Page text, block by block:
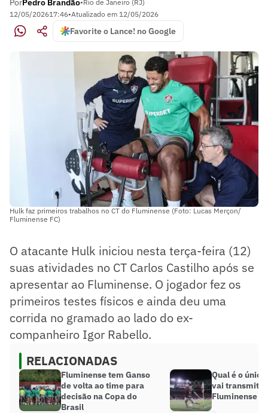
PorPedro Brandão•Rio de Janeiro (RJ)
12/05/202617:46•Atualizado em 12/05/2026
Favorite o Lance! no Google
Hulk faz primeiros trabalhos no CT do Fluminense (Foto: Lucas Merçon/
Fluminense FC)
O atacante Hulk iniciou nesta terça-feira (12)
suas atividades no CT Carlos Castilho após se
apresentar ao Fluminense. O jogador fez os
primeiros testes físicos e ainda deu uma
corrida no gramado ao lado do ex-
companheiro Igor Rabello.
RELACIONADAS
Fluminense tem Ganso
de volta ao time para
decisão na Copa do
Brasil
Qual é o
vai transmitir
Fluminense